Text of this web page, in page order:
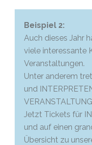
Beispiel 2:
Auch dieses Jahr
viele interessante
Veranstaltungen.
Unter anderem
und
Jetzt Tickets für
und auf einen
Übersicht zu